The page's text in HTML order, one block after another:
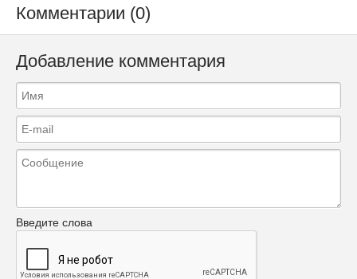
Комментарии (0)
Добавление комментария
Введите слова